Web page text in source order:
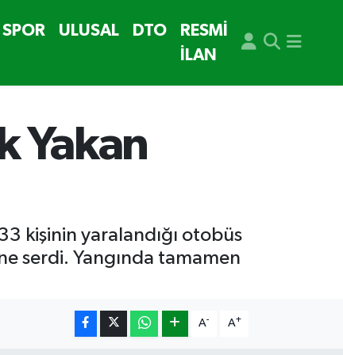
SPOR ULUSAL DTO
RESMİ
İLAN
Yakan
kişinin yaralandığı otobüs
serdi. Yangında tamamen
A- A+